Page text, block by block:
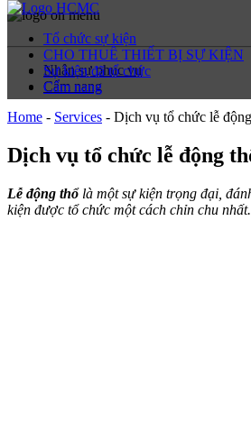
Nhân sự phục vụ
Cẩm nang
Tổ chức sự kiện
CHO THUÊ THIẾT BỊ SỰ KIỆN
Sự kiện đã tổ chức
Cẩm nang
Home - Services - Dịch vụ tổ chức lễ
Dịch vụ tổ chức lễ động
Lễ động thổlà một sự kiện trọng đại,
kiện được tổ chức một cách chỉn chu